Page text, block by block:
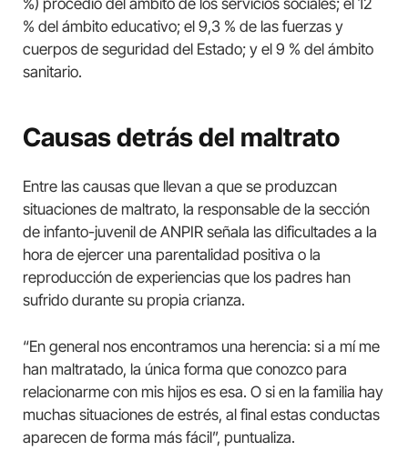
% del ámbito educativo; el 9,3 % de las fuerzas y
cuerpos de seguridad del Estado; y el 9 % del ámbito
sanitario.
Causas detrás del maltrato
Entre las causas que llevan a que se produzcan
situaciones de maltrato, la responsable de la sección
de infanto-juvenil de ANPIR señala las dificultades a la
hora de ejercer una parentalidad positiva o la
reproducción de experiencias que los padres han
sufrido durante su propia crianza.
“En general nos encontramos una herencia: si a mí me
han maltratado, la única forma que conozco para
relacionarme con mis hijos es esa. O si en la familia hay
muchas situaciones de estrés, al final estas conductas
aparecen de forma más fácil”, puntualiza.